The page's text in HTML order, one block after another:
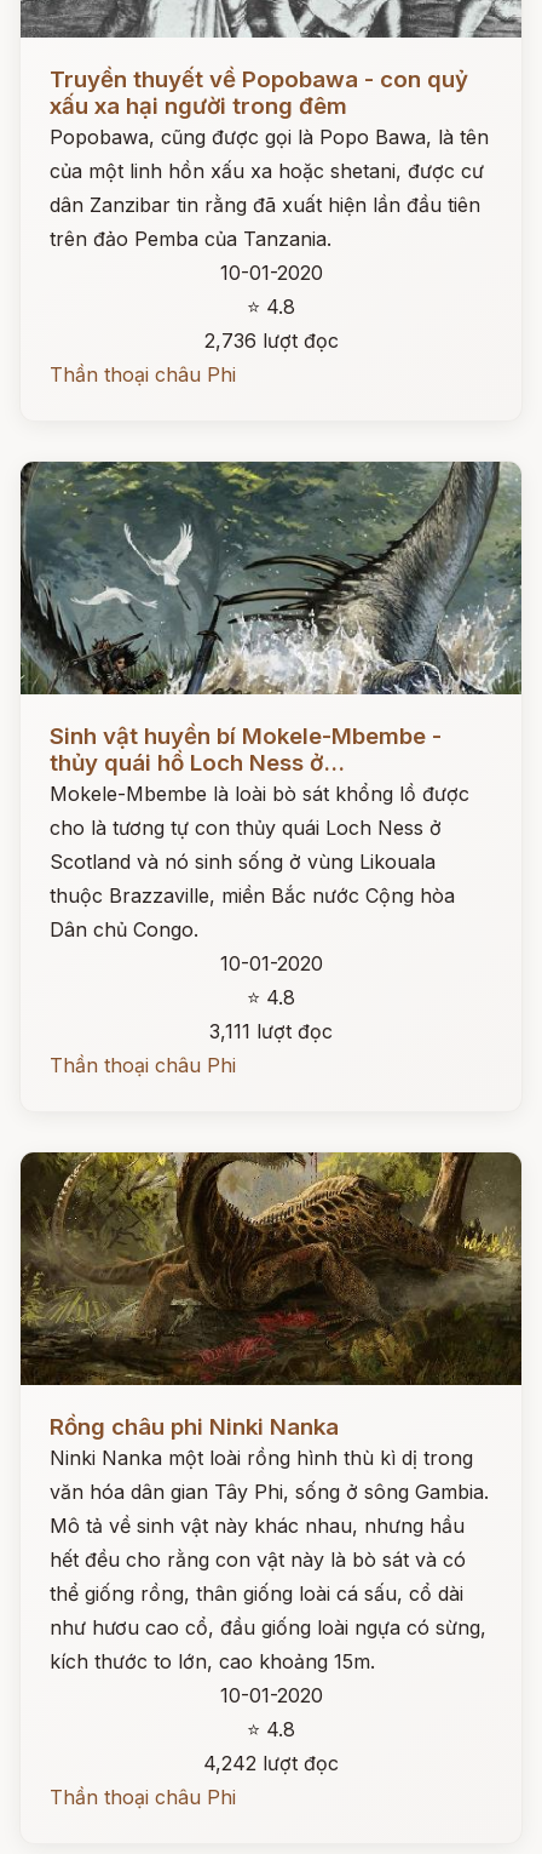
Đọc ngay
Truyền thuyết về Popobawa - con quỷ
xấu xa hại người trong đêm
Popobawa, cũng được gọi là Popo Bawa, là tên
của một linh hồn xấu xa hoặc shetani, được cư
dân Zanzibar tin rằng đã xuất hiện lần đầu tiên
trên đảo Pemba của Tanzania.
10-01-2020
⭐ 4.8
2,736 lượt đọc
Thần thoại châu Phi
Sinh vật huyền bí Mokele-Mbembe -
thủy quái hồ Loch Ness ở...
Mokele-Mbembe là loài bò sát khổng lồ được
cho là tương tự con thủy quái Loch Ness ở
Scotland và nó sinh sống ở vùng Likouala
thuộc Brazzaville, miền Bắc nước Cộng hòa
Dân chủ Congo.
10-01-2020
⭐ 4.8
3,111 lượt đọc
Thần thoại châu Phi
Đọc ngay
Rồng châu phi Ninki Nanka
Ninki Nanka một loài rồng hình thù kì dị trong
văn hóa dân gian Tây Phi, sống ở sông Gambia.
Mô tả về sinh vật này khác nhau, nhưng hầu
hết đều cho rằng con vật này là bò sát và có
thể giống rồng, thân giống loài cá sấu, cổ dài
như hươu cao cổ, đầu giống loài ngựa có sừng,
kích thước to lớn, cao khoảng 15m.
10-01-2020
⭐ 4.8
4,242 lượt đọc
Thần thoại châu Phi